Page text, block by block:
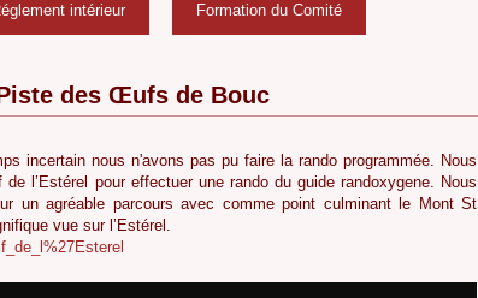
intérieur Formation du Comité
des Œufs de Bouc
incertain nous n'avons pas pu faire la rando programmée. Nous
l’Estérel pour effectuer une rando du guide randoxygene. Nous
un agréable parcours avec comme point culminant le Mont St
vue sur l’Estérel.